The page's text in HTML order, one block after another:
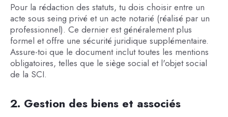
Pour la rédaction des statuts, tu dois choisir entre un
acte sous seing privé et un acte notarié (réalisé par un
professionnel). Ce dernier est généralement plus
formel et offre une sécurité juridique supplémentaire.
Assure-toi que le document inclut toutes les mentions
obligatoires, telles que le siège social et l'objet social
de la SCI.
2. Gestion des biens et associés